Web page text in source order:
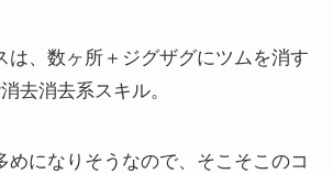
は、数ヶ所＋ジグザグにツムを消す
去消去系スキル。
めになりそうなので、そこそこのコ